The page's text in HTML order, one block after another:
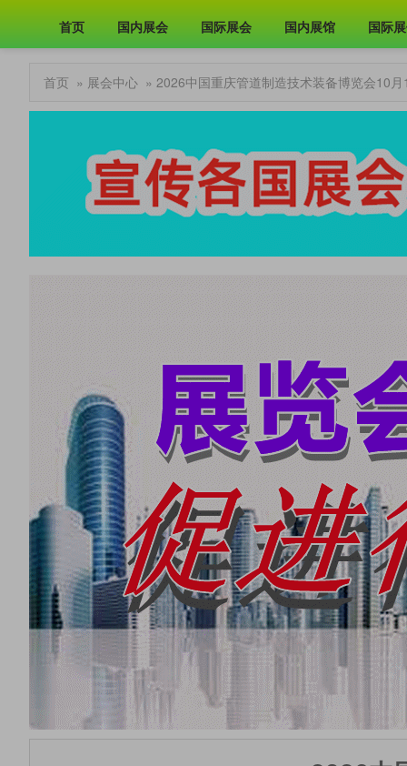
首页 国内展会 国际展会 国内展馆 国际
首页 » 展会中心 » 2026中国重庆管道制造技术装备博览会10